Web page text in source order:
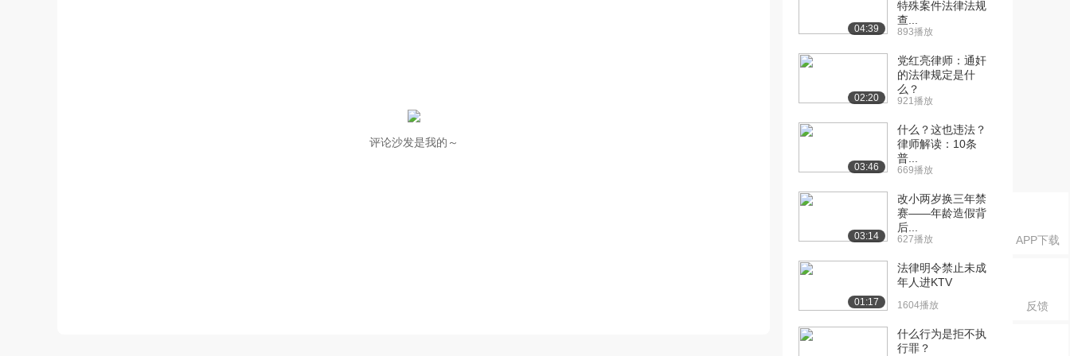
APP下载
反馈
评论沙发是我的～
04:39
特殊案件法律法规
查...
893播放
02:20
党红亮律师：通奸
的法律规定是什
么？
921播放
03:46
什么？这也违法？
律师解读：10条
普...
669播放
03:14
改小两岁换三年禁
赛——年龄造假背
后...
627播放
01:17
法律明令禁止未成
年人进KTV
1604播放
什么行为是拒不执
行罪？